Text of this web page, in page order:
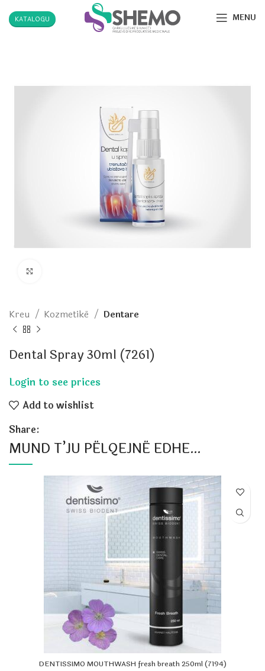
KATALOGU MENU
Kreu Kozmetikë Dentare
Dental Spray 30ml (7261)
Add to wishlist
Share:
MUND T’JU PËLQEJNË EDHE…
DENTISSIMO MOUTHWASH fresh breath 250ml (7194)